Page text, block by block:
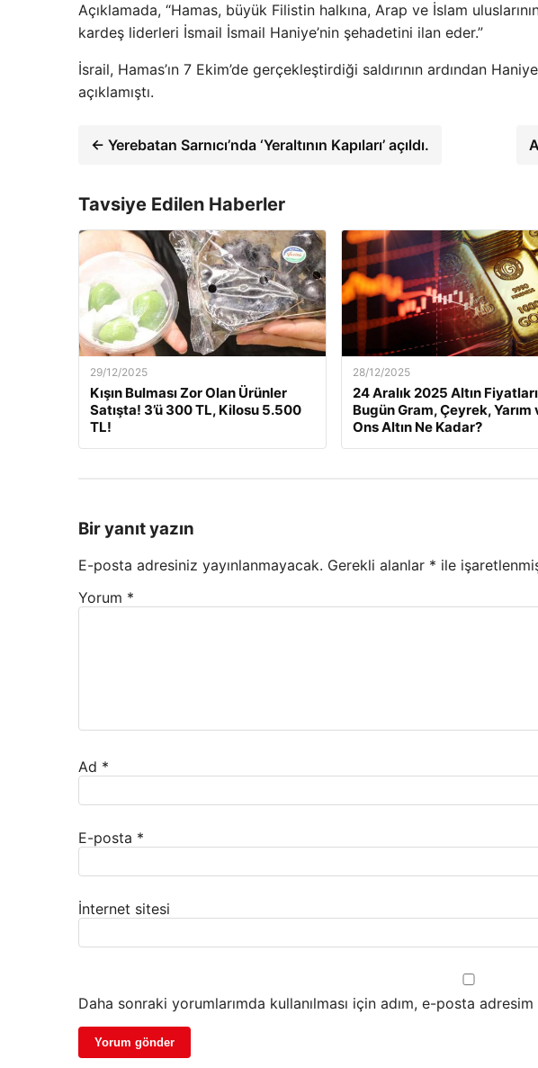
Açıklamada, “Hamas, büyük Filistin halkına, Arap ve İslam
kardeş liderleri İsmail İsmail Haniye’nin şehadetini ilan eder.”
İsrail, Hamas’ın 7 Ekim’de gerçekleştirdiği saldırının ardından
açıklamıştı.
← Yerebatan Sarnıcı’nda ‘Yeraltının Kapıları’ açıldı.
Tavsiye Edilen Haberler
29/12/2025
Kışın Bulması Zor Olan Ürünler
Satışta! 3’ü 300 TL, Kilosu 5.500
TL!
28/12/2025
24 Aralık 2025 Altın
Bugün Gram, Çeyrek, Yarım
Ons Altın Ne Kadar?
Bir yanıt yazın
E-posta adresiniz yayınlanmayacak. Gerekli alanlar * ile
Yorum *
Ad *
E-posta *
İnternet sitesi
Daha sonraki yorumlarımda kullanılması için adım, e-posta